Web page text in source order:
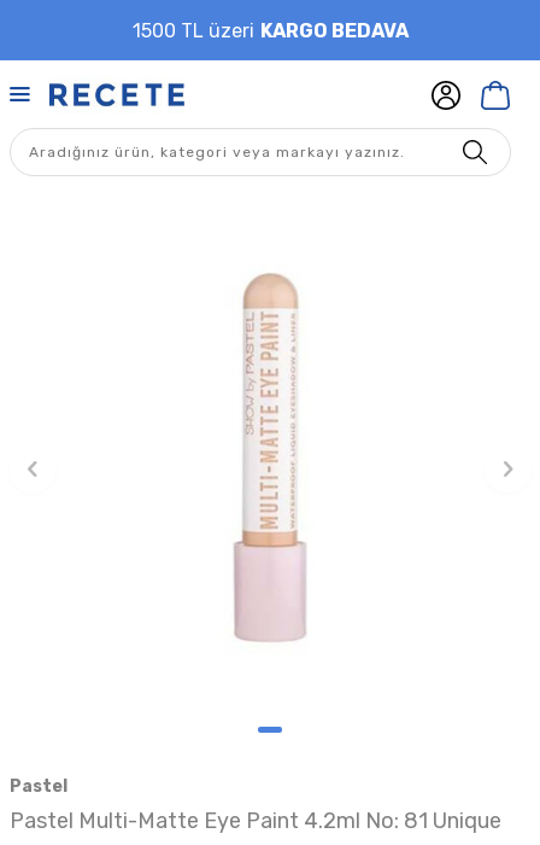
1500 TL üzeri KARGO BEDAVA
Pastel
Pastel Multi-Matte Eye Paint 4.2ml No: 81 Unique